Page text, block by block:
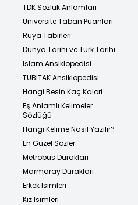
TDK Sözlük Anlamları
Üniversite Taban Puanları
Rüya Tabirleri
Dünya Tarihi ve Türk Tarihi
İslam Ansiklopedisi
TÜBİTAK Ansiklopedisi
Hangi Besin Kaç Kalori
Eş Anlamlı Kelimeler
Sözlüğü
Hangi Kelime Nasıl Yazılır?
En Güzel Sözler
Metrobüs Durakları
Marmaray Durakları
Erkek İsimleri
Kız İsimleri